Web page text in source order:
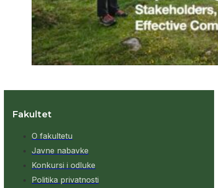
Fakultet
O fakultetu
Javne nabavke
Konkursi i odluke
Politika privatnosti